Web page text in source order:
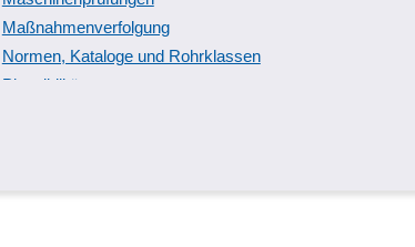
Maßnahmenverfolgung
Normen, Kataloge und Rohrklassen
Plausibilitäten
Prüfplanversionierung